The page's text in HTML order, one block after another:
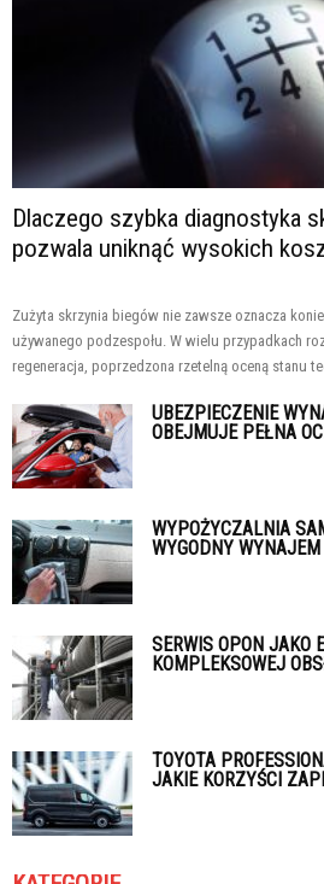
Dlaczego szybka diagnostyka
pozwala uniknąć wysokich
Zużyta skrzynia biegów nie zawsze oznacza
używanego podzespołu. W wielu przypadkach
regeneracja, poprzedzona rzetelną oceną stanu
UBEZPIECZENIE
OBEJMUJE PEŁNA
WYPOŻYCZALNIA
WYGODNY
SERWIS OPON JAKO
KOMPLEKSOWEJ
TOYOTA
JAKIE KORZYŚCI